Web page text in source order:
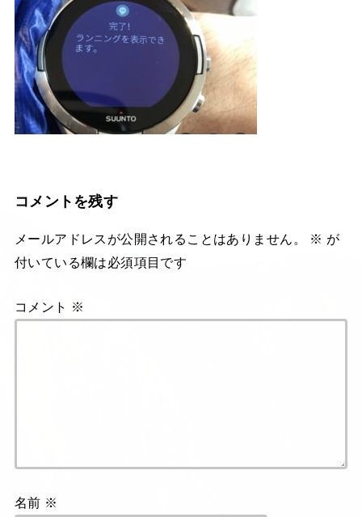
コメントを残す
メールアドレスが公開されることはありません。 ※ が
付いている欄は必須項目です
コメント ※
名前 ※